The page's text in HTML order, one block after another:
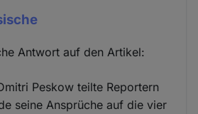
Antwort auf den Artikel:
Peskow teilte Reportern
seine Ansprüche auf die vier